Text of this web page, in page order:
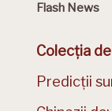
Flash News
Colecția
Predicții